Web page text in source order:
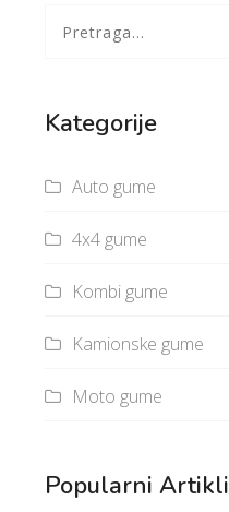
Kategorije
Auto gume
4x4 gume
Kombi gume
Kamionske gume
Moto gume
Popularni Artikli